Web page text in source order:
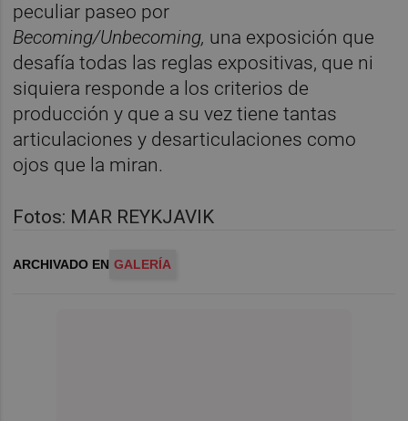
peculiar paseo por
Becoming/Unbecoming, una exposición que
desafía todas las reglas expositivas, que ni
siquiera responde a los criterios de
producción y que a su vez tiene tantas
articulaciones y desarticulaciones como
ojos que la miran.
Fotos: MAR REYKJAVIK
ARCHIVADO EN GALERÍA